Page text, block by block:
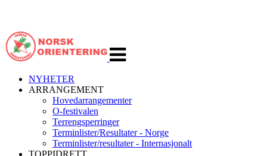
navigasjon
NYHETER
ARRANGEMENT
Hovedarrangementer
O-festivalen
Terrengsperringer
Terminlister/Resultater - Norge
Terminlister/resultater - Internasjonalt
TOPPIDRETT